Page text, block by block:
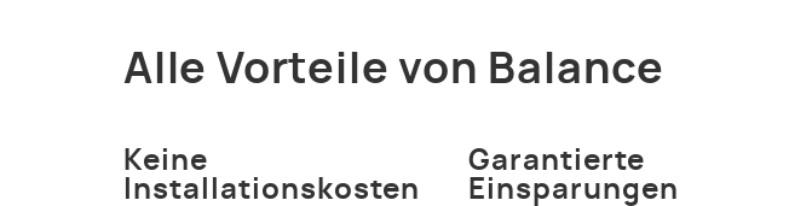
Alle Vorteile von Balance
Keine
Installationskosten
Garantierte
Einsparungen